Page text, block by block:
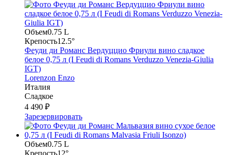
Объем0.75 L
Крепость12.5°
Феуди ди Романс Вердуццио Фриули вино сладкое
белое 0,75 л (I Feudi di Romans Verduzzo Venezia-Giulia
IGT)
Lorenzon Enzo
Италия
Сладкое
4 490 ₽
Зарезервировать
Объем0.75 L
Крепость12°